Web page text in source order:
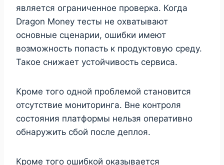
является ограниченное проверка. Когда
Dragon Money тесты не охватывают
основные сценарии, ошибки имеют
возможность попасть к продуктовую среду.
Такое снижает устойчивость сервиса.
Кроме того одной проблемой становится
отсутствие мониторинга. Вне контроля
состояния платформы нельзя оперативно
обнаружить сбой после деплоя.
Кроме того ошибкой оказывается